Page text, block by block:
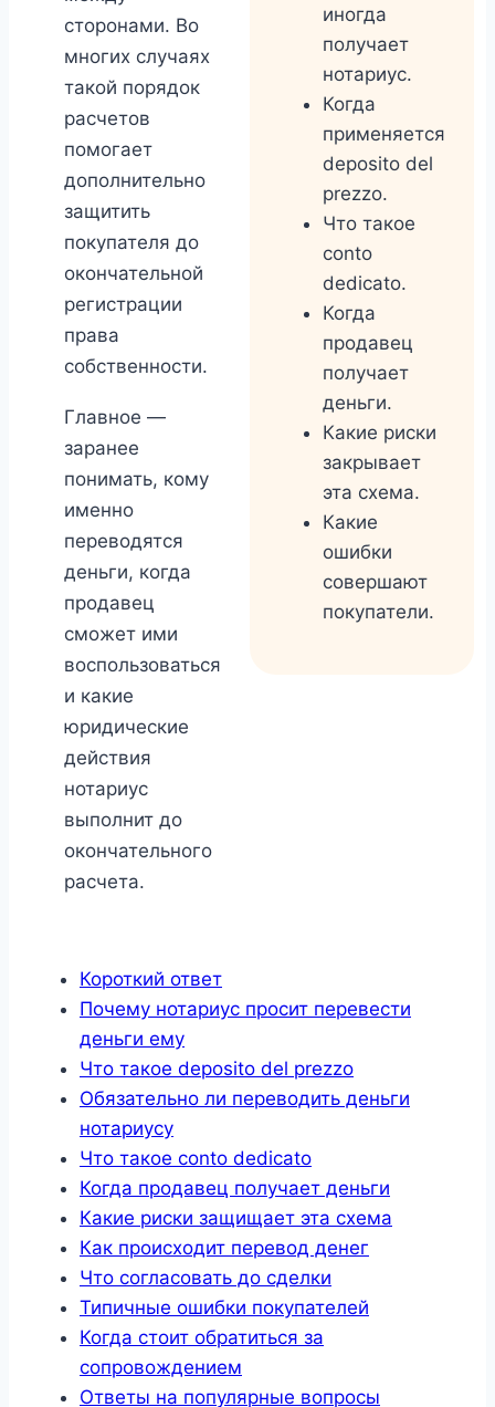
сторонами. Во
многих случаях
такой порядок
расчетов
помогает
дополнительно
защитить
покупателя до
окончательной
регистрации
права
собственности.
Главное —
заранее
понимать, кому
именно
переводятся
деньги, когда
продавец
сможет ими
воспользоваться
и какие
юридические
действия
нотариус
выполнит до
окончательного
расчета.
иногда
получает
нотариус.
Когда
применяется
deposito del
prezzo.
Что такое
conto
dedicato.
Когда
продавец
получает
деньги.
Какие риски
закрывает
эта схема.
Какие
ошибки
совершают
покупатели.
Короткий ответ
Почему нотариус просит перевести
деньги ему
Что такое deposito del prezzo
Обязательно ли переводить деньги
нотариусу
Что такое conto dedicato
Когда продавец получает деньги
Какие риски защищает эта схема
Как происходит перевод денег
Что согласовать до сделки
Типичные ошибки покупателей
Когда стоит обратиться за
сопровождением
Ответы на популярные вопросы